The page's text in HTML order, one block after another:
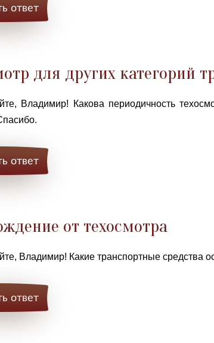
ответ
для других категорий
Владимир! Какова периодичность
ответ
от техосмотра
Владимир! Какие транспортные средства
ответ